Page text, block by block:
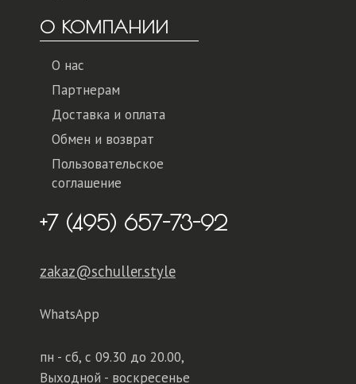
О КОМПАНИИ
О нас
Партнерам
Доставка и оплата
Обмен и возврат
Пользовательское
соглашение
+7 (495) 657-73-92
zakaz@schuller.style
WhatsApp
пн - сб, с 09.30 до 20.00,
Выходной - воскресенье